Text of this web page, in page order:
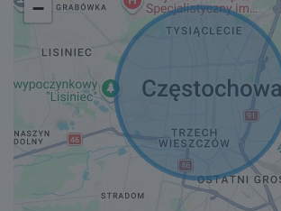
ESP
Poduszka powietrzna kierowcy
Poduszka powietrzna pasażera
Boczne poduszki powietrzne - przód
Boczne poduszki powietrzne - tył
Isofix (punkty mocowania fotelika
Klimatyzacja automatyczna,
Tempomat
−